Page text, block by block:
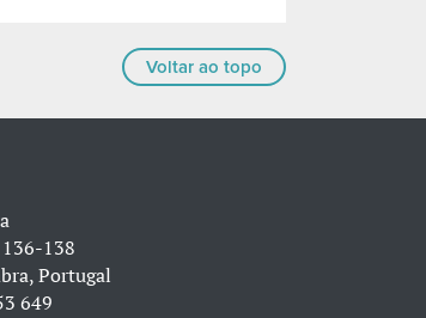
Voltar ao topo
136-138
Portugal
649